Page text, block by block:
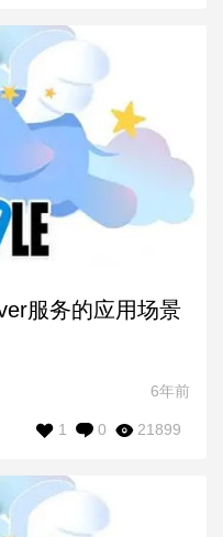
服务的应用场景
6年前
21899
0
1